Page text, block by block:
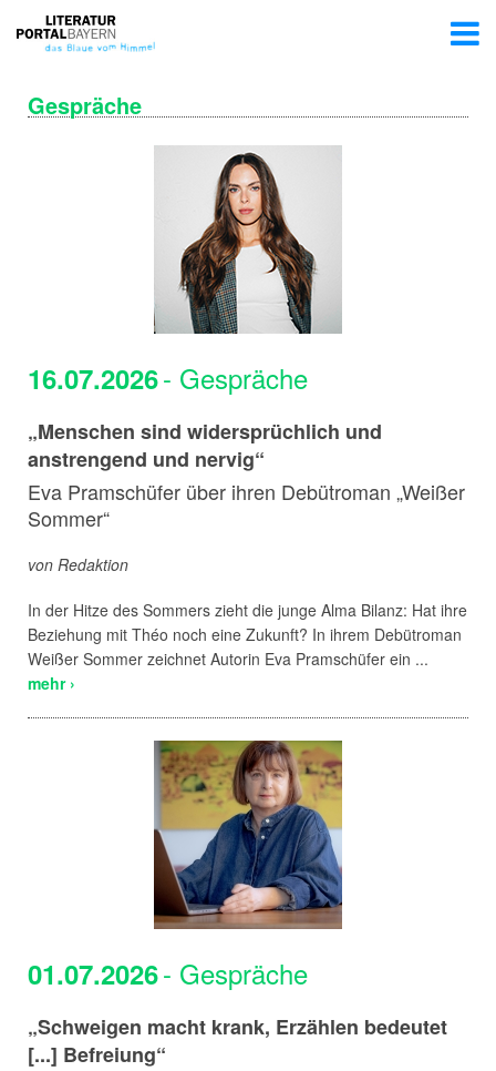
Gespräche
16.07.2026- Gespräche
„Menschen sind widersprüchlich und
anstrengend und nervig“
Eva Pramschüfer über ihren Debütroman „Weißer
Sommer“
von Redaktion
In der Hitze des Sommers zieht die junge Alma Bilanz: Hat ihre
Beziehung mit Théo noch eine Zukunft? In ihrem Debütroman
Weißer Sommer zeichnet Autorin Eva Pramschüfer ein ...
mehr ›
01.07.2026- Gespräche
„Schweigen macht krank, Erzählen bedeutet
[...] Befreiung“